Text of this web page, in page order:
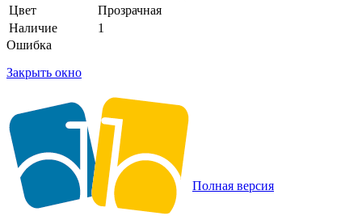
Цвет
Прозрачная
Наличие
1
Ошибка
Закрыть окно
Полная версия